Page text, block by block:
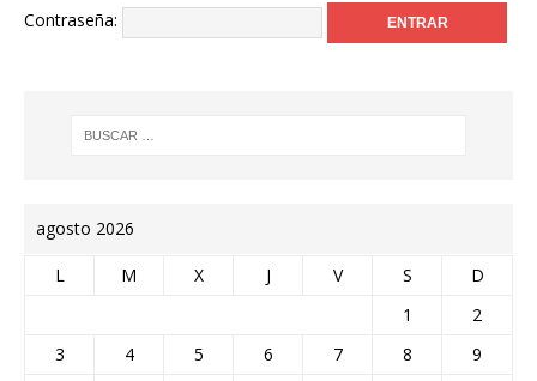
Contraseña:
agosto 2026
L M X J V S
D
1
2
3
4 5 6 7 8
9